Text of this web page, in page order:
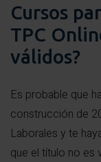
Cursos
TPC
válidos?
Es probable que
construcción de
Laborales y te
que el título no es